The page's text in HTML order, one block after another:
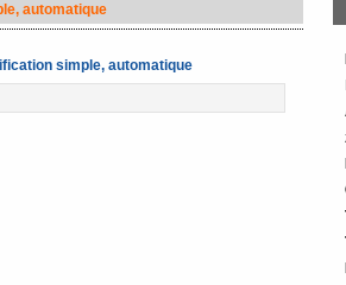
automatique
simple, automatique